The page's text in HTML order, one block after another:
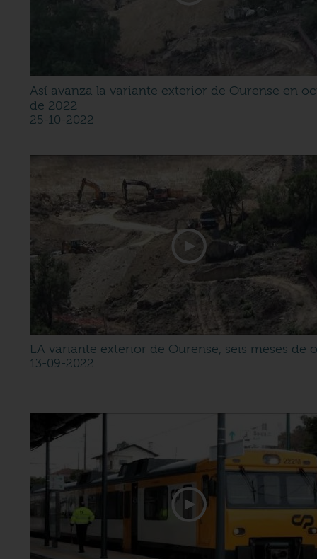
Así avanza la variante exterior de Ourense en
de 2022
25-10-2022
LA variante exterior de Ourense, seis meses de
13-09-2022